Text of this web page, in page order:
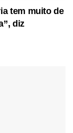
tem muito de
diz